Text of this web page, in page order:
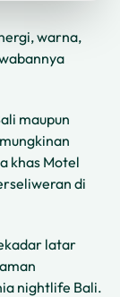
warna,
maupun
khas Motel
di
latar
nightlife Bali.